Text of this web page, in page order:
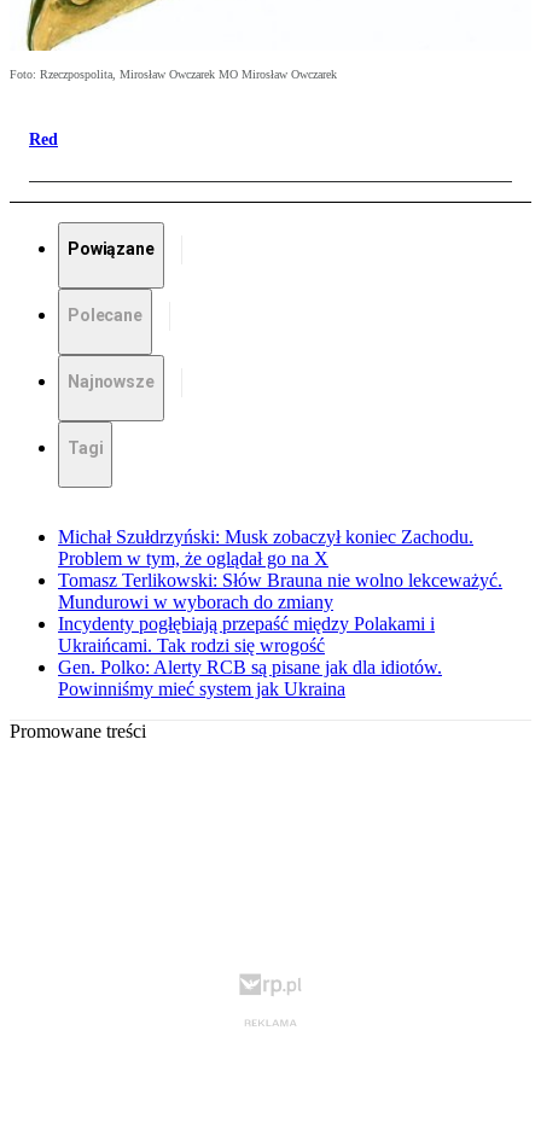
Foto: Rzeczpospolita, Mirosław Owczarek MO Mirosław Owczarek
Red
Powiązane
Polecane
Najnowsze
Tagi
Michał Szułdrzyński: Musk zobaczył koniec Zachodu.
Problem w tym, że oglądał go na X
Tomasz Terlikowski: Słów Brauna nie wolno lekceważyć.
Mundurowi w wyborach do zmiany
Incydenty pogłębiają przepaść między Polakami i
Ukraińcami. Tak rodzi się wrogość
Gen. Polko: Alerty RCB są pisane jak dla idiotów.
Powinniśmy mieć system jak Ukraina
Promowane treści